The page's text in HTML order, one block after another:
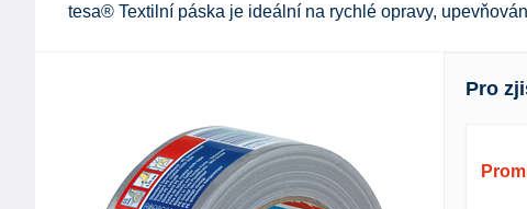
tesa® Textilní páska je ideální na rychlé opravy,
Pro